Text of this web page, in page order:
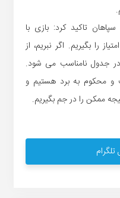
تاکید کرد: بازی با
سپاهان مسابقه ای است که باید ۳ امتیاز را بگیریم. اگر نبریم، از
جدول نامناسب می شود.
و محکوم به برد هستیم و
ممکن را در جم بگیریم.